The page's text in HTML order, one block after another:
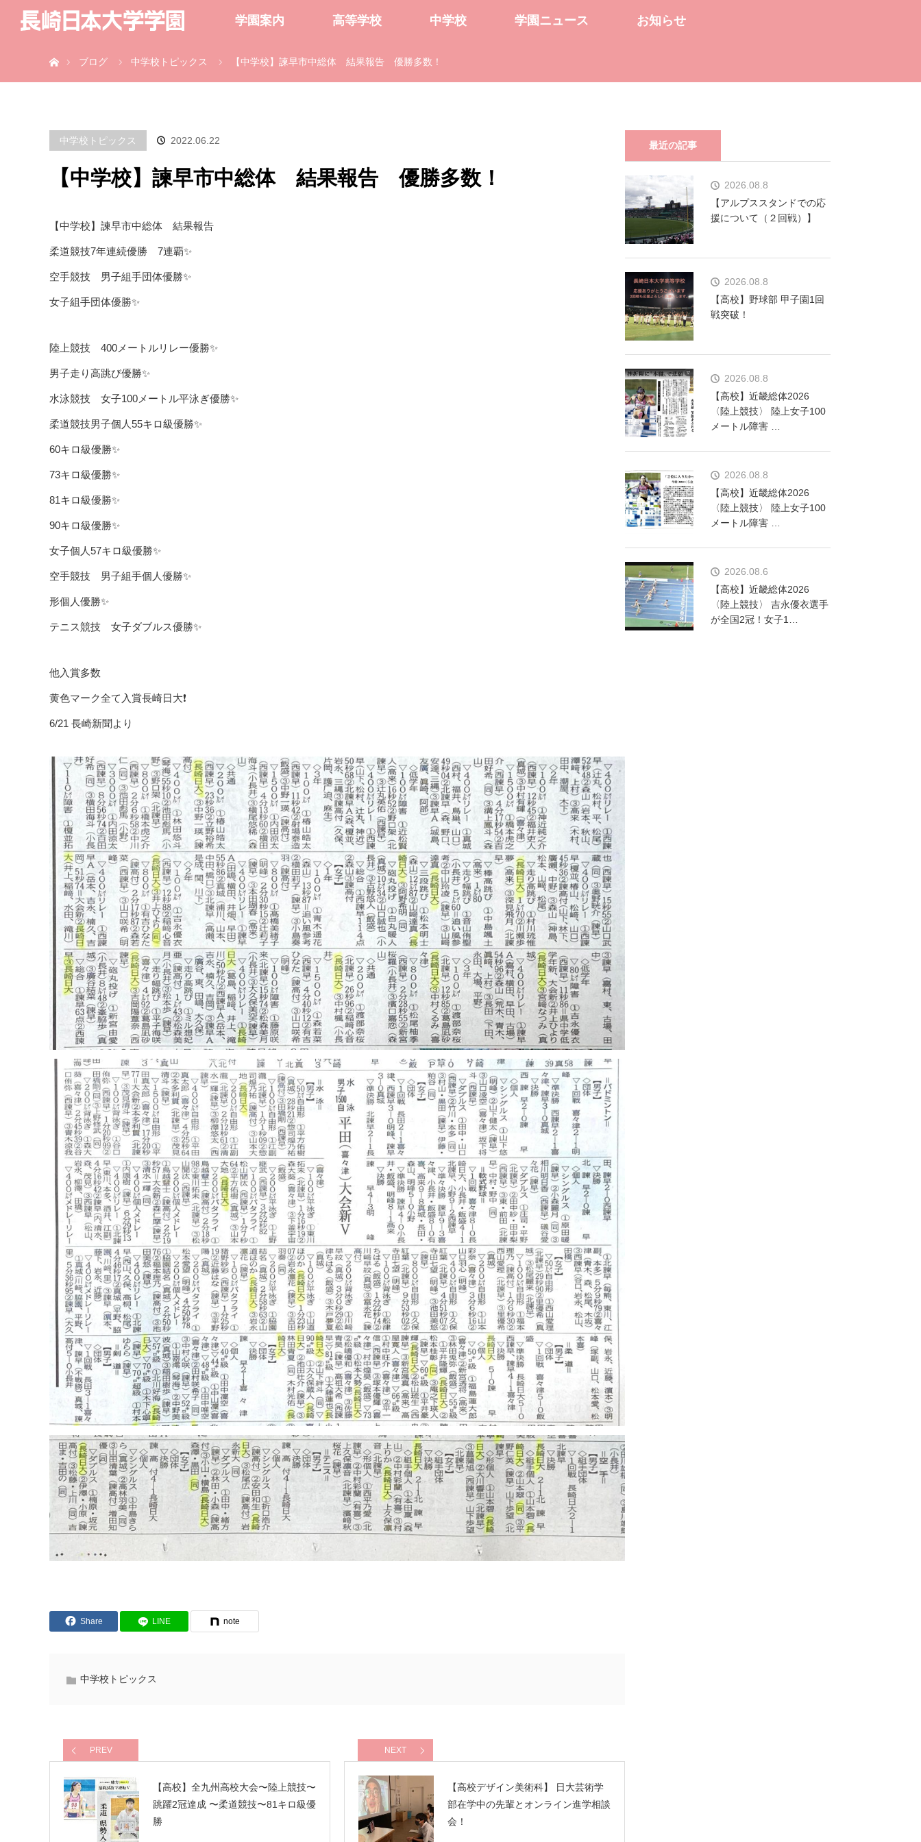
学園案内 高等学校 中学校 学園ニュース お知らせ
ブログ
中学校トピックス 【中学校】諫早市中総体 結果報告 優勝多数！
中学校トピックス 2022.06.22
【中学校】諫早市中総体 結果報告 優勝多数！
【中学校】諫早市中総体 結果報告
柔道競技7年連続優勝 7連覇✨
空手競技 男子組手団体優勝✨
女子組手団体優勝✨
陸上競技 400メートルリレー優勝✨
男子走り高跳び優勝✨
水泳競技 女子100メートル平泳ぎ優勝✨
柔道競技男子個人55キロ級優勝✨
60キロ級優勝✨
73キロ級優勝✨
81キロ級優勝✨
90キロ級優勝✨
女子個人57キロ級優勝✨
空手競技 男子組手個人優勝✨
形個人優勝✨
テニス競技 女子ダブルス優勝✨
他入賞多数
黄色マーク全て入賞長崎日大❗️
6/21 長崎新聞より
Share LINE note
中学校トピックス
PREV
【高校】全九州高校大会〜陸上競技〜
跳躍2冠達成 〜柔道競技〜81キロ級優
勝
NEXT
【高校デザイン美術科】 日大芸術学
部在学中の先輩とオンライン進学相談
会！
最近の記事
2026.08.8
【アルプススタンドでの応
援について（２回戦）】
2026.08.8
【高校】野球部 甲子園1回
戦突破！
2026.08.8
【高校】近畿総体2026
〈陸上競技〉 陸上女子100
メートル障害 …
2026.08.8
【高校】近畿総体2026
〈陸上競技〉 陸上女子100
メートル障害 …
2026.08.6
【高校】近畿総体2026
〈陸上競技〉 吉永優衣選手
が全国2冠！女子1…